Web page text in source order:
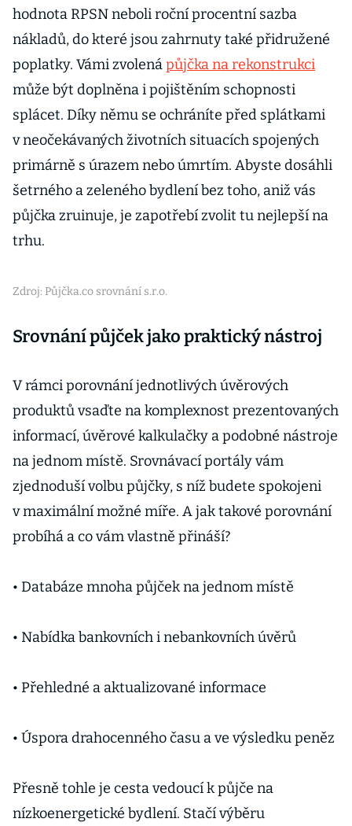
hodnota RPSN neboli roční procentní sazba
nákladů, do které jsou zahrnuty také přidružené
poplatky. Vámi zvolenápůjčka na rekonstrukci
může být doplněna i pojištěním schopnosti
splácet. Díky němu se ochráníte před splátkami
v neočekávaných životních situacích spojených
primárně s úrazem nebo úmrtím. Abyste dosáhli
šetrného a zeleného bydlení bez toho, aniž vás
půjčka zruinuje, je zapotřebí zvolit tu nejlepší na
trhu.
Zdroj: Půjčka.co srovnání s.r.o.
Srovnání půjček jako praktický nástroj
V rámci porovnání jednotlivých úvěrových
produktů vsaďte na komplexnost prezentovaných
informací, úvěrové kalkulačky a podobné nástroje
na jednom místě. Srovnávací portály vám
zjednoduší volbu půjčky, s níž budete spokojeni
v maximální možné míře. A jak takové porovnání
probíhá a co vám vlastně přináší?
• Databáze mnoha půjček na jednom místě
• Nabídka bankovních i nebankovních úvěrů
• Přehledné a aktualizované informace
• Úspora drahocenného času a ve výsledku peněz
Přesně tohle je cesta vedoucí k půjče na
nízkoenergetické bydlení. Stačí výběru